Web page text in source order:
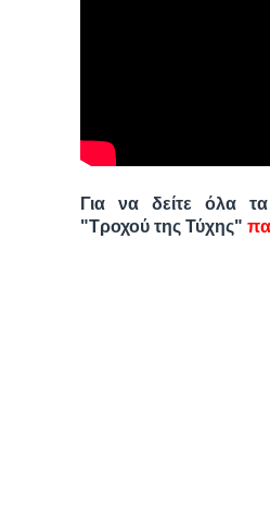
Για να δείτε όλα
"Τροχού της Τύχης"